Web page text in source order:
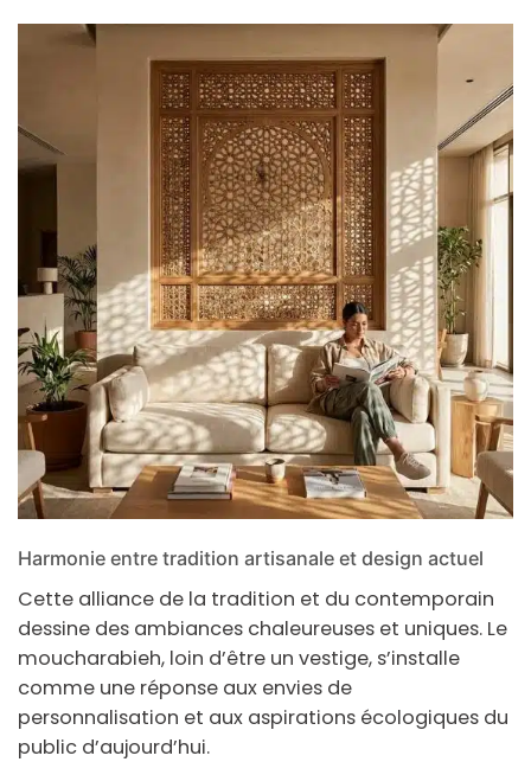
Harmonie entre tradition artisanale et design actuel
Cette alliance de la tradition et du contemporain
dessine des ambiances chaleureuses et uniques. Le
moucharabieh, loin d’être un vestige, s’installe
comme une réponse aux envies de
personnalisation et aux aspirations écologiques du
public d’aujourd’hui.